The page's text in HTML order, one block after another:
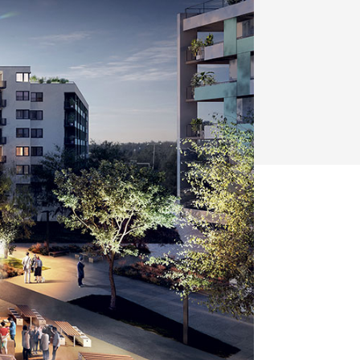
Klimatizácia a vetranie
Milan Murcka